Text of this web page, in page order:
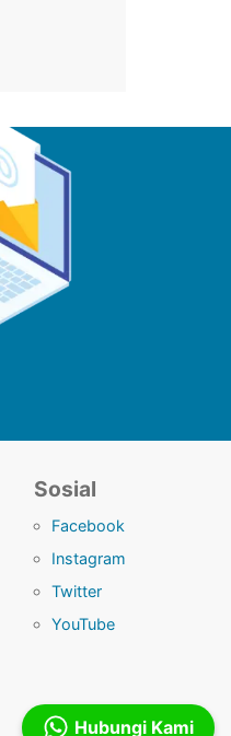
Sosial
Facebook
Instagram
Twitter
YouTube
Hubungi Kami